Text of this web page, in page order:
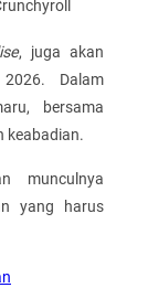
, juga akan
Dalam
bersama
keabadian.
munculnya
yang harus